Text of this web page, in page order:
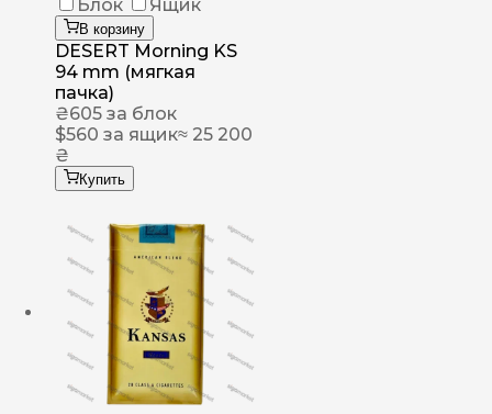
Блок
Ящик
В корзину
DESERT Morning KS
94 mm (мягкая
пачка)
₴605 за блок
$560 за ящик≈ 25 200
₴
Купить